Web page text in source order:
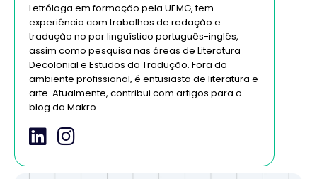
Letróloga em formação pela UEMG, tem
experiência com trabalhos de redação e
tradução no par linguístico português-inglês,
assim como pesquisa nas áreas de Literatura
Decolonial e Estudos da Tradução. Fora do
ambiente profissional, é entusiasta de literatura e
arte. Atualmente, contribui com artigos para o
blog da Makro.